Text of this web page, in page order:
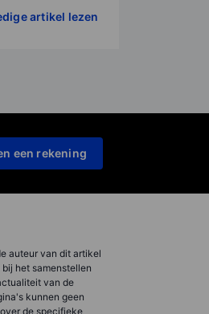
artikel lezen
een rekening
auteur van dit artikel
het samenstellen
van de
kunnen geen
de specifieke